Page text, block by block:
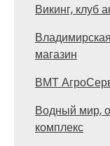
Викинг, клуб
магазин
ВМТ
Водный мир,
комплекс